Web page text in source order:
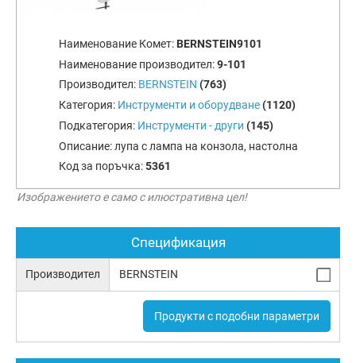
Наименование Комет: BERNSTEIN9101
Наименование производител:9-101
Производител: BERNSTEIN (763)
Категория: Инструменти и оборудване (1120)
Подкатегория: Инструменти - други (145)
Описание:лупа с лампа на конзола, настолна
Код за поръчка:5361
Изображението е само с илюстративна цел!
Спецификация
Производител BERNSTEIN
Продукти с подобни параметри